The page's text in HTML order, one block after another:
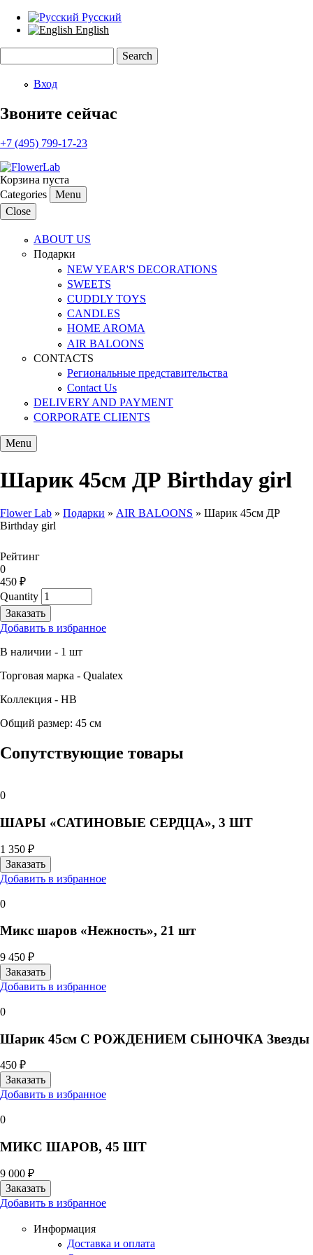
Русский
English
Search form
Вход
Звоните сейчас
+7 (495) 799-17-23
Корзина пуста
Categories
Menu
Close
ABOUT US
Подарки
NEW YEAR'S DECORATIONS
SWEETS
CUDDLY TOYS
CANDLES
HOME AROMA
AIR BALOONS
CONTACTS
Региональные представительства
Contact Us
DELIVERY AND PAYMENT
CORPORATE CLIENTS
Menu
Шарик 45см ДР Birthday girl
You are here
Flower Lab » Подарки » AIR BALOONS » Шарик 45см ДР
Birthday girl
Рейтинг
0
450 ₽
Quantity
Добавить в избранное
В наличии - 1 шт
Торговая марка - Qualatex
Коллекция - HB
Общий размер: 45 см
Сопутствующие товары
0
ШАРЫ «САТИНОВЫЕ СЕРДЦА», 3 ШТ
1 350 ₽
Добавить в избранное
0
Микс шаров «Нежность», 21 шт
9 450 ₽
Добавить в избранное
0
Шарик 45см С РОЖДЕНИЕМ СЫНОЧКА Звезды
450 ₽
Добавить в избранное
0
МИКС ШАРОВ, 45 ШТ
9 000 ₽
Добавить в избранное
Информация
Доставка и оплата